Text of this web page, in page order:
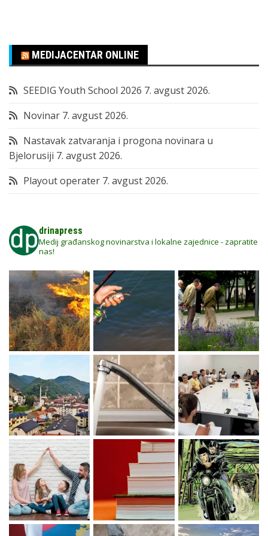
MEDIJACENTAR ONLINE
SEEDIG Youth School 2026 7. avgust 2026.
Novinar 7. avgust 2026.
Nastavak zatvaranja i progona novinara u
Bjelorusiji 7. avgust 2026.
Playout operater 7. avgust 2026.
drinapress
Medij građanskog novinarstva i lokalne zajednice - zapratite
nas!